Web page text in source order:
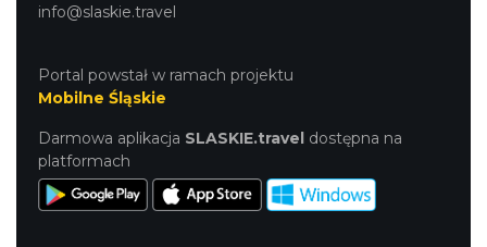
info@slaskie.travel
Portal powstał w ramach projektu
Mobilne Śląskie
Darmowa aplikacja SLASKIE.travel dostępna na
platformach